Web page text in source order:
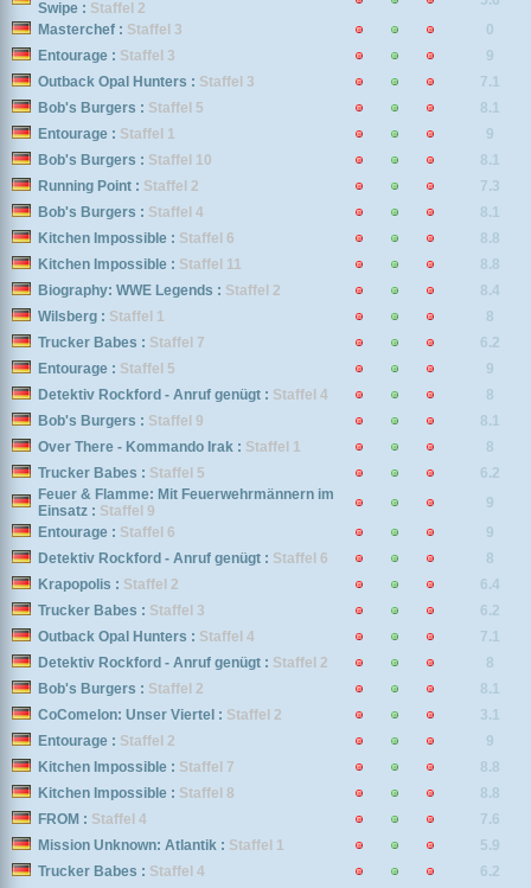
Swipe : Staffel 2
Masterchef : Staffel 3
0
Entourage : Staffel 3
9
Outback Opal Hunters : Staffel 3
7.1
Bob's Burgers : Staffel 5
8.1
Entourage : Staffel 1
9
Bob's Burgers : Staffel 10
8.1
Running Point : Staffel 2
7.3
Bob's Burgers : Staffel 4
8.1
Kitchen Impossible : Staffel 6
8.8
Kitchen Impossible : Staffel 11
8.8
Biography: WWE Legends : Staffel 2
8.4
Wilsberg : Staffel 1
8
Trucker Babes : Staffel 7
6.2
Entourage : Staffel 5
9
Detektiv Rockford - Anruf genügt : Staffel 4
8
Bob's Burgers : Staffel 9
8.1
Over There - Kommando Irak : Staffel 1
8
Trucker Babes : Staffel 5
6.2
Feuer & Flamme: Mit Feuerwehrmännern im
Einsatz : Staffel 9
9
Entourage : Staffel 6
9
Detektiv Rockford - Anruf genügt : Staffel 6
8
Krapopolis : Staffel 2
6.4
Trucker Babes : Staffel 3
6.2
Outback Opal Hunters : Staffel 4
7.1
Detektiv Rockford - Anruf genügt : Staffel 2
8
Bob's Burgers : Staffel 2
8.1
CoComelon: Unser Viertel : Staffel 2
3.1
Entourage : Staffel 2
9
Kitchen Impossible : Staffel 7
8.8
Kitchen Impossible : Staffel 8
8.8
FROM : Staffel 4
7.6
Mission Unknown: Atlantik : Staffel 1
5.9
Trucker Babes : Staffel 4
6.2